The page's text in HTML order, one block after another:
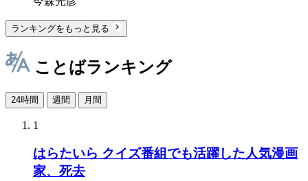
ランキングをもっと見る
ことばランキング
24時間 週間 月間
1
はらたいら クイズ番組でも活躍した人気漫画
家、死去